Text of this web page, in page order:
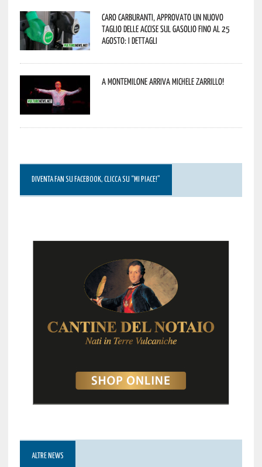
Caro carburanti, approvato un nuovo
taglio delle accise sul gasolio fino al 25
agosto: i dettagli
A Montemilone arriva Michele Zarrillo!
DIVENTA FAN SU FACEBOOK, CLICCA SU “MI PIACE!”
ALTRE NEWS